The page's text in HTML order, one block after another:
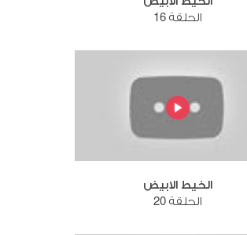
الحلقة 16
الخيط الابيض
الحلقة 20